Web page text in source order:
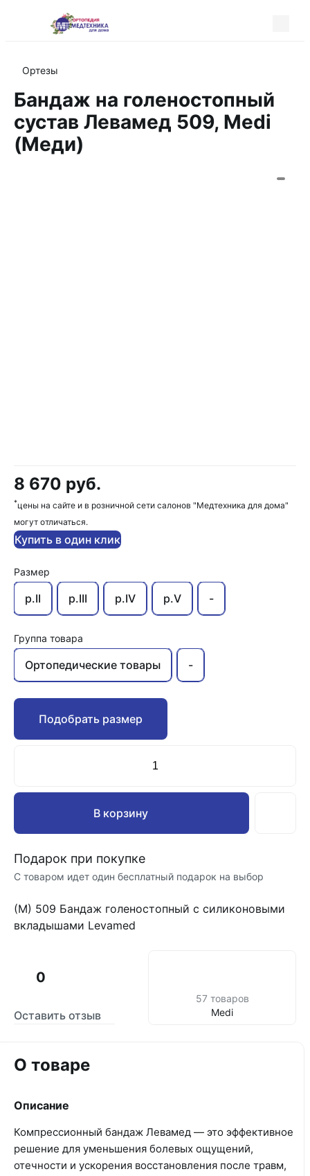
Ортезы
Бандаж на голеностопный
сустав Левамед 509, Мedi
(Меди)
8 670 руб.
*цены на сайте и в розничной сети салонов "Медтехника для дома"
могут отличаться.
Купить в один клик
Размер
р.II р.III р.IV р.V -
Группа товара
Ортопедические товары -
Подобрать размер
В корзину
Подарок при покупке
С товаром идет один бесплатный подарок на выбор
(М) 509 Бандаж голеностопный с силиконовыми
вкладышами Levamed
0
Оставить отзыв
57 товаров
Medi
О товаре
Описание
Компрессионный бандаж Левамед — это эффективное
решение для уменьшения болевых ощущений,
отечности и ускорения восстановления после травм,